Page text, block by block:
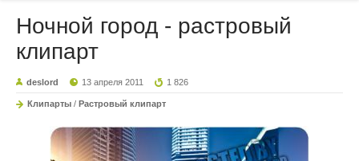
Ночной город - растровый
клипарт
deslord 13 апреля 2011 1 826
Клипарты / Растровый клипарт